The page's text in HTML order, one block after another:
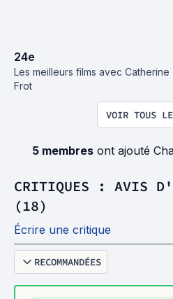
24e
Les meilleurs films avec Catherine
Frot
VOIR TOUS
5 membresont ajouté
CRITIQUES : AVIS
(18)
Écrire une critique
RECOMMANDÉES